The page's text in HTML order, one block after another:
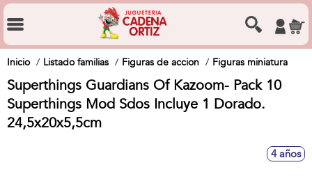
Inicio Listado familias Figuras de accion Figuras miniatura
Superthings Guardians Of Kazoom- Pack 10
Superthings Mod Sdos Incluye 1 Dorado.
24,5x20x5,5cm
4 años